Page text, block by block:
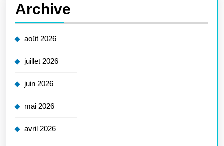
Archive
août 2026
juillet 2026
juin 2026
mai 2026
avril 2026